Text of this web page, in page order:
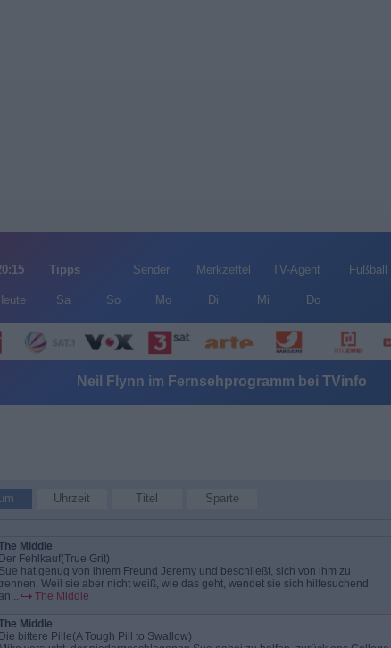
Tipps Sender Merkzettel TV-Agent Fußball
Sa So Mo Di Mi Do
Neil Flynn im Fernsehprogramm bei TVinfo
Uhrzeit Titel Sparte
Middle
Der Fehlkauf(True Grit)
Sue hat genug von ihrem Freund Jeremy und beschließt, sich von ihm zu
Weil sie aber nicht weiß, wie das geht, wendet sie sich hilfesuchend
an...
The Middle
Middle
Die bittere Pille(A Tough Pill to Swallow)